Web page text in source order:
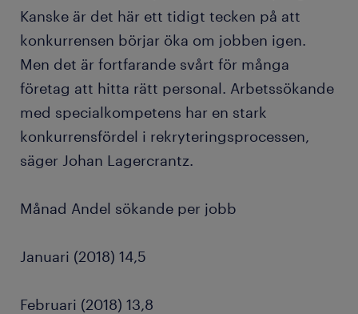
Kanske är det här ett tidigt tecken på att
konkurrensen börjar öka om jobben igen.
Men det är fortfarande svårt för många
företag att hitta rätt personal. Arbetssökande
med specialkompetens har en stark
konkurrensfördel i rekryteringsprocessen,
säger Johan Lagercrantz.
Månad Andel sökande per jobb
Januari (2018) 14,5
Februari (2018) 13,8